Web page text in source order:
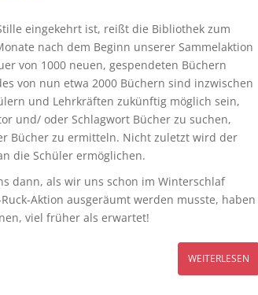
eingekehrt ist, reißt die Bibliothek zum
nach dem Beginn unserer Sammelaktion
von 1000 neuen, gespendeten Büchern
von nun etwa 2000 Büchern sind inzwischen
und Lehrkräften zukünftig möglich sein,
und/ oder Schlagwort Bücher zu suchen,
Bücher zu ermitteln. Nicht zuletzt wird der
die Schüler ermöglichen.
dann, als wir uns schon im Winterschlaf
Aktion ausgeräumt werden musste, haben
viel früher als erwartet!
WEITERLESEN